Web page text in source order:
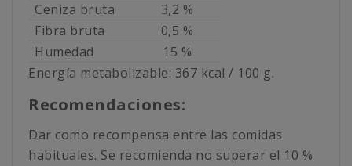
Ceniza bruta
3,2 %
Fibra bruta
0,5 %
Humedad
15 %
Energía metabolizable: 367 kcal / 100 g.
Recomendaciones:
Dar como recompensa entre las comidas
habituales. Se recomienda no superar el 10 %